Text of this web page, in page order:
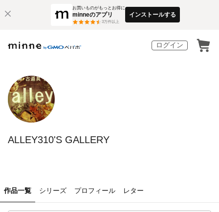
お買いものがもっとお得に
minneのアプリ
3万件以上
インストールする
ログイン
ALLEY310'S GALLERY
作品一覧 シリーズ プロフィール レター